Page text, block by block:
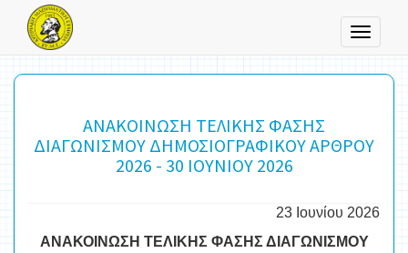
Toggle
ΑΝΑΚΟΙΝΩΣΗ ΤΕΛΙΚΗΣ ΦΑΣΗΣ
ΔΙΑΓΩΝΙΣΜΟΥ ΔΗΜΟΣΙΟΓΡΑΦΙΚΟΥ ΑΡΘΡΟΥ
2026 - 30 ΙΟΥΝΙΟΥ 2026
23 Ιουνίου 2026
ΑΝΑΚΟΙΝΩΣΗ ΤΕΛΙΚΗΣ ΦΑΣΗΣ ΔΙΑΓΩΝΙΣΜΟΥ